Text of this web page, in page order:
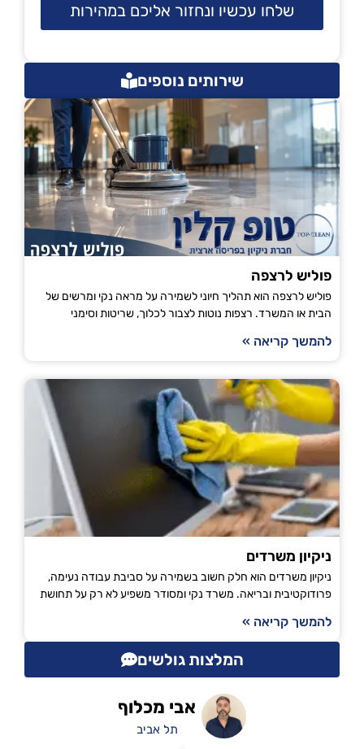
שלחו עכשיו ונחזור אליכם במהירות
שירותים נוספים
פוליש לרצפה
פוליש לרצפה הוא תהליך חיוני לשמירה על מראה נקי ומרשים של
הבית או המשרד. רצפות נוטות לצבור לכלוך, שריטות וסימני
להמשך קריאה »
ניקיון משרדים
ניקיון משרדים הוא חלק חשוב בשמירה על סביבת עבודה נעימה,
פרודוקטיבית ובריאה. משרד נקי ומסודר משפיע לא רק על תחושת
להמשך קריאה »
המלצות גולשים
אבי מכלוף
תל אביב